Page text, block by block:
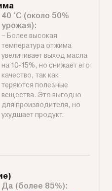
40 °C (около 50%
урожая):
– Более высокая
температура отжима
увеличивает выход масла
на 10-15%, но снижает его
качество, так как
теряются полезные
вещества. Это выгодно
для производителя, но
ухудшает продукт.
Да (более 85%):